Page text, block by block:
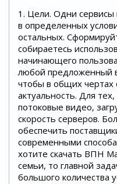
1. Цели. Одни сервисы
в определенных
остальных.
собираетесь
начинающего
любой предложенный
чтобы в общих
актуальность. Для
потоковые видео,
скорость серверов.
обеспечить
современными
хотите скачать ВПН
семьи, то главной
большого количества